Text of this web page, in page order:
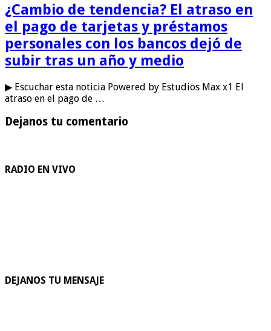
¿Cambio de tendencia? El atraso en
el pago de tarjetas y préstamos
personales con los bancos dejó de
subir tras un año y medio
▶ Escuchar esta noticia Powered by Estudios Max x1 El
atraso en el pago de …
Dejanos tu comentario
RADIO EN VIVO
DEJANOS TU MENSAJE